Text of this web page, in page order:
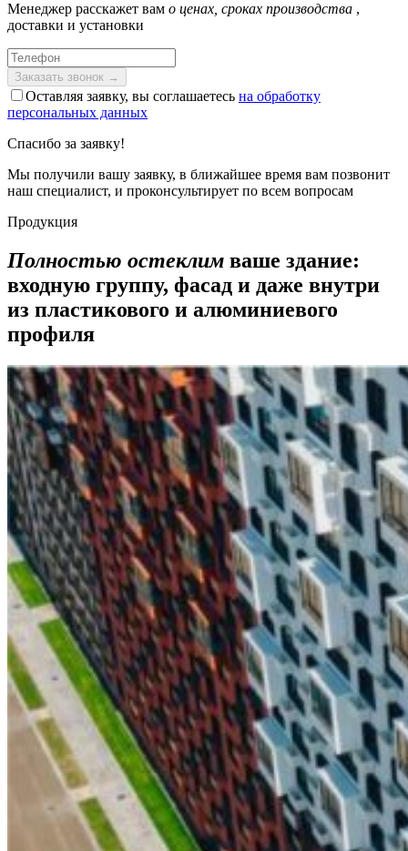
Менеджер расскажет вам о ценах, сроках производства ,
доставки и установки
Оставляя заявку, вы соглашаетесь на обработку
персональных данных
Спасибо за заявку!
Мы получили вашу заявку, в ближайшее время вам позвонит
наш специалист, и проконсультирует по всем вопросам
Продукция
Полностью остеклим ваше здание:
входную группу, фасад и даже внутри
из пластикового и алюминиевого
профиля